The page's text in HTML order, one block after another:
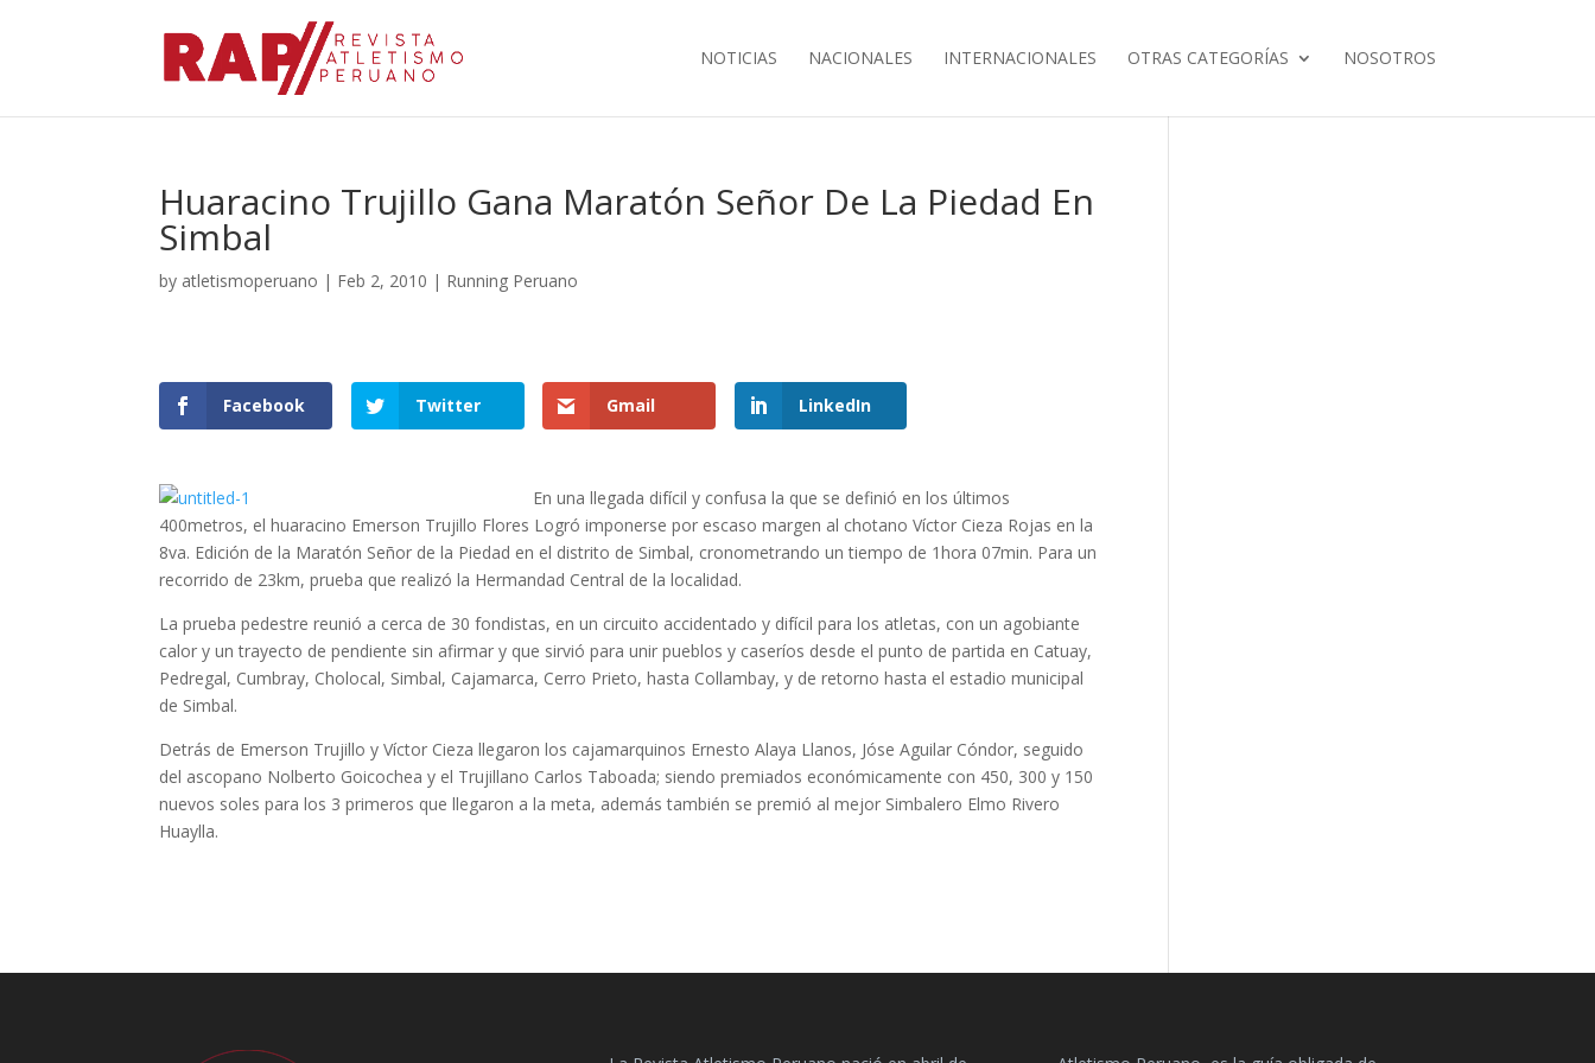
NOTICIAS NACIONALES INTERNACIONALES OTRAS CATEGORÍAS NOSOTROS
Huaracino Trujillo Gana Maratón Señor De La Piedad En
Simbal
by atletismoperuano | Feb 2, 2010 | Running Peruano
Facebook Twitter Gmail LinkedIn
En una llegada difícil y confusa la que se definió en los últimos
400metros, el huaracino Emerson Trujillo Flores Logró imponerse por escaso margen al chotano Víctor Cieza Rojas en la
8va. Edición de la Maratón Señor de la Piedad en el distrito de Simbal, cronometrando un tiempo de 1hora 07min. Para un
recorrido de 23km, prueba que realizó la Hermandad Central de la localidad.
La prueba pedestre reunió a cerca de 30 fondistas, en un circuito accidentado y difícil para los atletas, con un agobiante
calor y un trayecto de pendiente sin afirmar y que sirvió para unir pueblos y caseríos desde el punto de partida en Catuay,
Pedregal, Cumbray, Cholocal, Simbal, Cajamarca, Cerro Prieto, hasta Collambay, y de retorno hasta el estadio municipal
de Simbal.
Detrás de Emerson Trujillo y Víctor Cieza llegaron los cajamarquinos Ernesto Alaya Llanos, Jóse Aguilar Cóndor, seguido
del ascopano Nolberto Goicochea y el Trujillano Carlos Taboada; siendo premiados económicamente con 450, 300 y 150
nuevos soles para los 3 primeros que llegaron a la meta, además también se premió al mejor Simbalero Elmo Rivero
Huaylla.